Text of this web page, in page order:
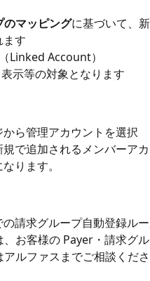
マッピングに基づいて、
ます
Linked Account）
示等の対象となります
ら管理アカウントを選択
で追加されるメンバーア
ります。
請求グループ自動登録ル
お客様の Payer・請求グ
ルファスまでご相談くださ